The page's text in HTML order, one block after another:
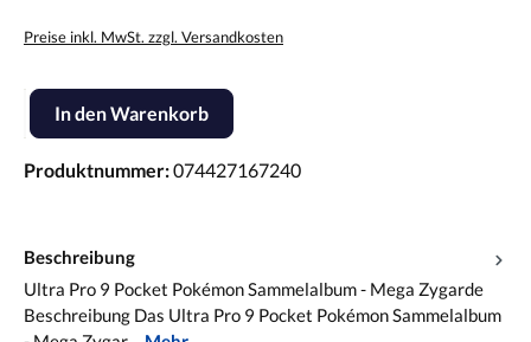
Preise inkl. MwSt. zzgl. Versandkosten
Produkt Anzahl: Gib den gewünschten Wert ein oder benutze die
In den Warenkorb
Produktnummer:074427167240
Beschreibung
Ultra Pro 9 Pocket Pokémon Sammelalbum - Mega Zygarde
Beschreibung Das Ultra Pro 9 Pocket Pokémon Sammelalbum